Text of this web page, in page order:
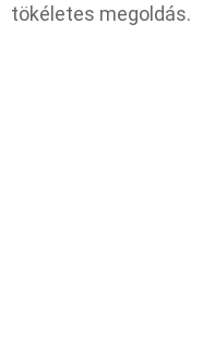
tökéletes megoldás.